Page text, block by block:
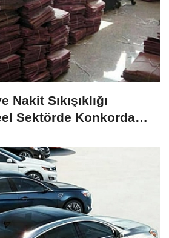
Sıkışıklığı
Sektörde Konkordato